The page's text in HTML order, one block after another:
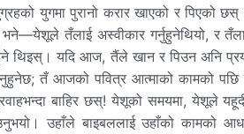
युगमा पुरानो करार खाएको र पिएको
तँलाई अस्वीकार गर्नुहुनेथियो, र
थिइस्। यदि आज, तैंले खान र पिउन अनि
तँ आजको पवित्र आत्माको कामको
बाहिर छस्! येशूको समयमा, येशूले
उहाँले बाइबललाई उहाँको कामको